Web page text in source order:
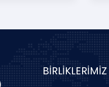
BİRLİKLERİMİZ